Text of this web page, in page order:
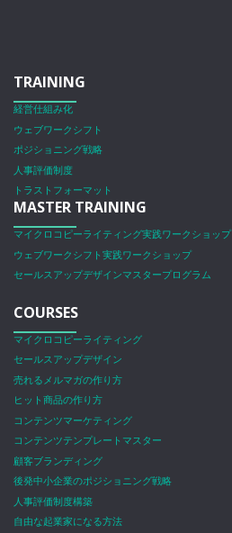
TRAINING
経営仕組み化
ウェブワークシフト
ポジショニング戦略
人事評価制度
トラストフォーマット
MASTER TRAINING
マイクロコピーライティング実践ワークショップ
ウェブワークシフト実践ワークショップ
セールスアップデザインマスタープログラム
COURSES
マイクロコピーライティング
セールスアップデザイン
売れるメルマガの作り方
ヒット商品の作り方
コンテンツマーケティング
コンテンツテンプレートマスター
顧客ブランディング
後発中小企業のポジショニング戦略
人事評価制度構築
自由な起業家になる方法